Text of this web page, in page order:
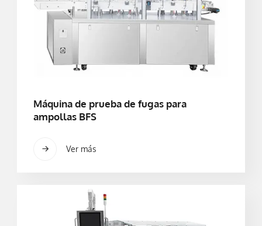
Máquina de prueba de fugas para
ampollas BFS
Ver más